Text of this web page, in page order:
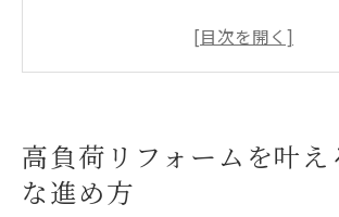
高負荷リフォームに強い業者
め
満足度を高めるリフォーム費用配分
高負荷リフォームを叶え
な進め方